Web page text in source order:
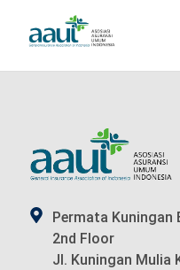
Permata Kuningan
2nd Floor
Jl. Kuningan Mulia